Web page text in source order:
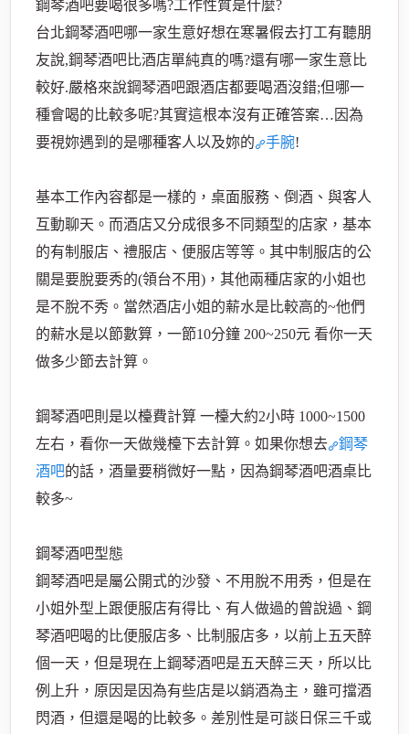
鋼琴酒吧要喝很多嗎?工作性質是什麼?
台北鋼琴酒吧哪一家生意好想在寒暑假去打工有聽朋
友說,鋼琴酒吧比酒店單純真的嗎?還有哪一家生意比
較好.嚴格來說鋼琴酒吧跟酒店都要喝酒沒錯;但哪一
種會喝的比較多呢?其實這根本沒有正確答案…因為
要視妳遇到的是哪種客人以及妳的
手腕!
基本工作內容都是一樣的，桌面服務、倒酒、與客人
互動聊天。而酒店又分成很多不同類型的店家，基本
的有制服店、禮服店、便服店等等。其中制服店的公
關是要脫要秀的(領台不用)，其他兩種店家的小姐也
是不脫不秀。當然酒店小姐的薪水是比較高的~他們
的薪水是以節數算，一節10分鐘 200~250元 看你一天
做多少節去計算。
鋼琴酒吧則是以檯費計算 一檯大約2小時 1000~1500
左右，看你一天做幾檯下去計算。如果你想去
鋼琴
酒吧的話，酒量要稍微好一點，因為鋼琴酒吧酒桌比
較多~
鋼琴酒吧型態
鋼琴酒吧是屬公開式的沙發、不用脫不用秀，但是在
小姐外型上跟便服店有得比、有人做過的曾說過、鋼
琴酒吧喝的比便服店多、比制服店多，以前上五天醉
個一天，但是現在上鋼琴酒吧是五天醉三天，所以比
例上升，原因是因為有些店是以銷酒為主，雖可擋酒
閃酒，但還是喝的比較多。差別性是可談日保三千或